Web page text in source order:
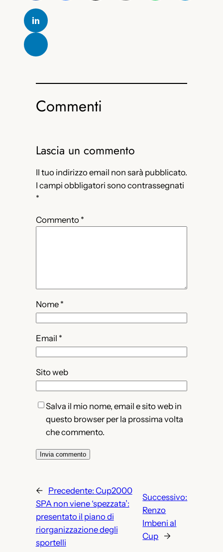
Commenti
Lascia un commento
Il tuo indirizzo email non sarà pubblicato.
I campi obbligatori sono contrassegnati
*
Commento *
Nome *
Email *
Sito web
Salva il mio nome, email e sito web in
questo browser per la prossima volta
che commento.
← Precedente: Cup2000
SPA non viene ‘spezzata’:
presentato il piano di
riorganizzazione degli
sportelli
Successivo:
Renzo
Imbeni al
Cup →